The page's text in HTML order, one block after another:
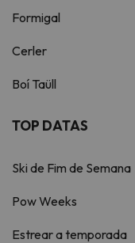
Formigal
Cerler
Boí Taüll
TOP DATAS
Ski de Fim de Semana
Pow Weeks
Estrear a temporada